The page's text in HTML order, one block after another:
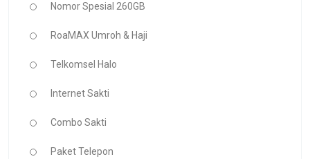
Nomor Spesial 260GB
RoaMAX Umroh & Haji
Telkomsel Halo
Internet Sakti
Combo Sakti
Paket Telepon